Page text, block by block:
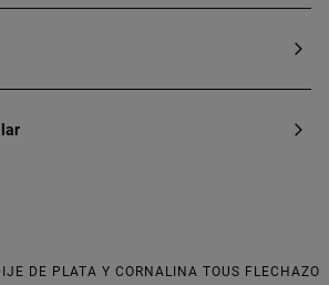
DE PLATA Y CORNALINA TOUS FLECHAZO